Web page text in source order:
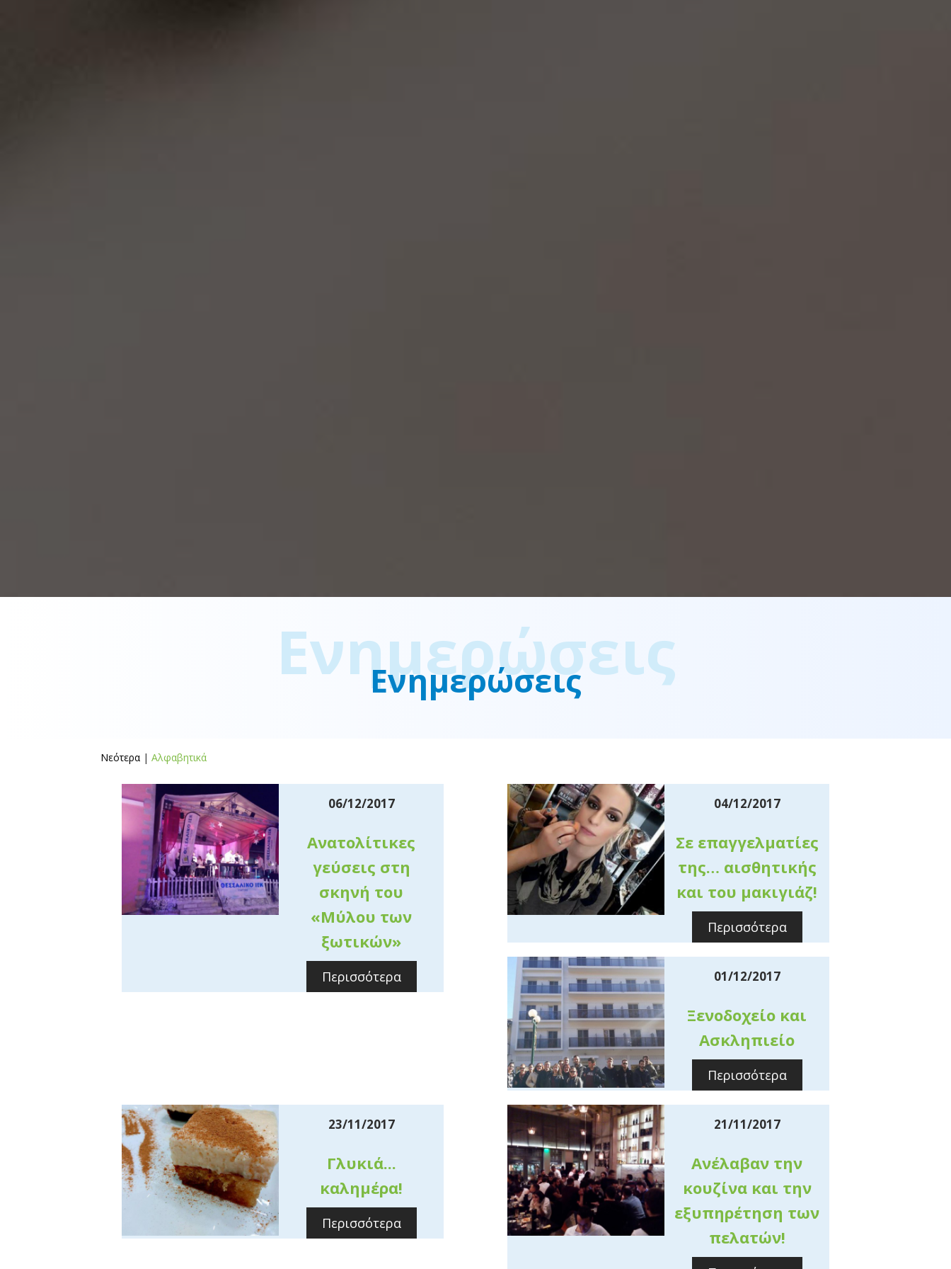
Ενημερώσεις
Ενημερώσεις
Νεότερα | Αλφαβητικά
06/12/2017
Ανατολίτικες
γεύσεις στη
σκηνή του
«Μύλου των
ξωτικών»
Περισσότερα
04/12/2017
Σε επαγγελματίες
της… αισθητικής
και του μακιγιάζ!
Περισσότερα
01/12/2017
Ξενοδοχείο και
Ασκληπιείο
Περισσότερα
23/11/2017
Γλυκιά...
καλημέρα!
Περισσότερα
21/11/2017
Ανέλαβαν την
κουζίνα και την
εξυπηρέτηση των
πελατών!